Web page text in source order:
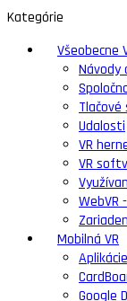
Kategórie
Všeobecne
Návody
Tlačové
Udalosti
VR
VR
Mobilná VR
Aplikácie
Google